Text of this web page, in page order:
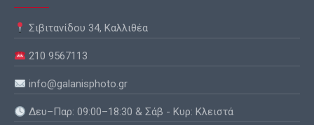
Σιβιτανίδου 34, Καλλιθέα
210 9567113
info@galanisphoto.gr
Δευ–Παρ: 09:00–18:30 & Σάβ - Κυρ: Κλειστά